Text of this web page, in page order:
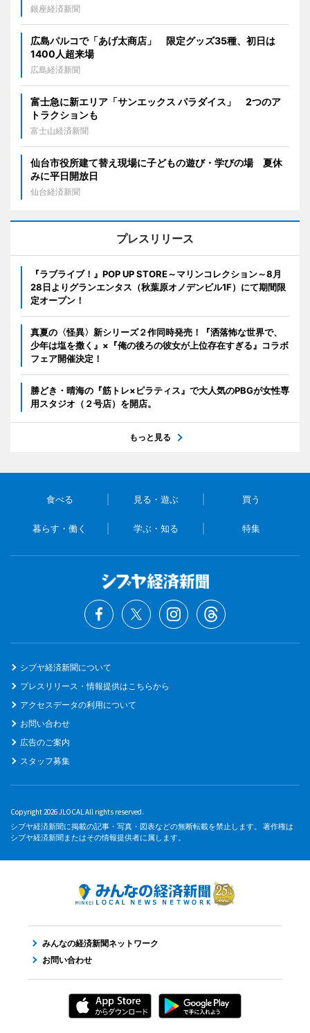
銀座経済新聞
広島パルコで「あげ太商店」 限定グッズ35種、初日は
1400人超来場
広島経済新聞
富士急に新エリア「サンエックス パラダイス」 2つのア
トラクションも
富士山経済新聞
仙台市役所建て替え現場に子どもの遊び・学びの場 夏休
みに平日開放日
仙台経済新聞
プレスリリース
『ラブライブ！』POP UP STORE～マリンコレクション～8月
28日よりグランエンタス（秋葉原オノデンビル1F）にて期間限
定オープン！
真夏の〈怪異〉新シリーズ２作同時発売！『洒落怖な世界で、
少年は塩を撒く』×『俺の後ろの彼女が上位存在すぎる』コラボ
フェア開催決定！
勝どき・晴海の『筋トレ×ピラティス』で大人気のPBGが女性専
用スタジオ（２号店）を開店。
もっと見る
食べる 見る・遊ぶ 買う
暮らす・働く 学ぶ・知る 特集
シブヤ経済新聞について
プレスリリース・情報提供はこちらから
アクセスデータの利用について
お問い合わせ
広告のご案内
スタッフ募集
Copyright 2026 JLOCAL All rights reserved.
シブヤ経済新聞に掲載の記事・写真・図表などの無断転載を禁止します。 著作権は
シブヤ経済新聞またはその情報提供者に属します。
みんなの経済新聞ネットワーク
お問い合わせ